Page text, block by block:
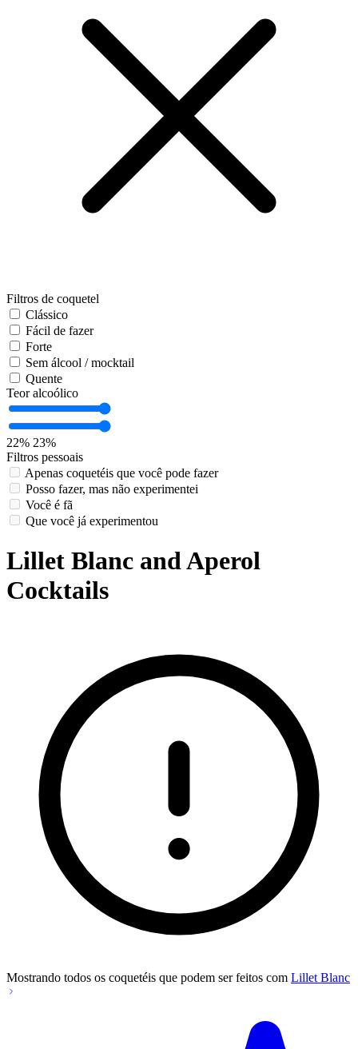
Filtros de coquetel
Clássico
Fácil de fazer
Forte
Sem álcool / mocktail
Quente
Teor alcoólico
22% 23%
Filtros pessoais
Apenas coquetéis que você pode fazer
Posso fazer, mas não experimentei
Você é fã
Que você já experimentou
Lillet Blanc and Aperol
Cocktails
Mostrando todos os coquetéis que podem ser feitos com Lillet Blanc